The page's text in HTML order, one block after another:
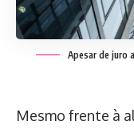
Apesar de juro
Mesmo frente à